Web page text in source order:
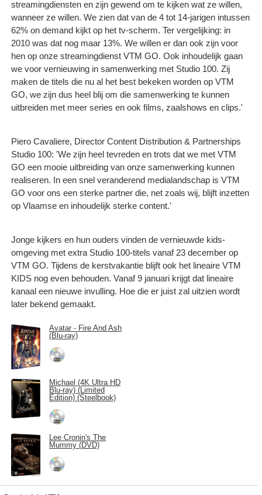
streamingdiensten en zijn gewend om te kijken wat ze willen,
wanneer ze willen. We zien dat van de 4 tot 14-jarigen intussen
62% on demand kijkt op het tv-scherm. Ter vergelijking: in
2010 was dat nog maar 13%. We willen er dan ook zijn voor
hen op onze streamingdienst VTM GO. Ook inhoudelijk gaan
we voor vernieuwing in samenwerking met Studio 100. Zij
maken de titels die nu al het best bekeken worden op VTM
GO, we zijn dus heel blij om die samenwerking te kunnen
uitbreiden met meer series en ook films, zaalshows en clips.'
Piero Cavaliere, Director Content Distribution & Partnerships
Studio 100: 'We zijn heel tevreden en trots dat we met VTM
GO een mooie uitbreiding van onze samenwerking kunnen
realiseren. In een snel veranderend medialandschap is VTM
GO voor ons een sterke partner die, net zoals wij, blijft inzetten
op Vlaamse en inhoudelijk sterke content.'
Jonge kijkers en hun ouders vinden de vernieuwde kids-
omgeving met extra Studio 100-titels vanaf 23 december op
VTM GO. Tijdens de kerstvakantie blijft ook het lineaire VTM
KIDS nog even behouden. Vanaf 9 januari krijgt dat lineaire
kanaal een nieuwe invulling. Hoe die er juist zal uitzien wordt
later bekend gemaakt.
Avatar - Fire And Ash
(Blu-ray)
Michael (4K Ultra HD
Blu-ray) (Limited
Edition) (Steelbook)
Lee Cronin's The
Mummy (DVD)